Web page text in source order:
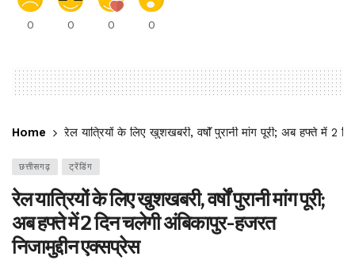
0 0 0 0
Home रेल यात्रियों के लिए खुशखबरी, वर्षों पुरानी मांग पूरी; अब हफ्ते में 2
छत्तीसगढ़ ट्रेंडिंग
रेल यात्रियों के लिए खुशखबरी, वर्षों पुरानी मांग पूरी;
अब हफ्ते में 2 दिन चलेगी अंबिकापुर-हजरत
निजामुद्दीन एक्सप्रेस